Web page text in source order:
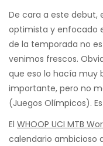
De cara a este debut,
optimista y enfocado
de la temporada no
venimos frescos.
que eso lo hacía muy
importante, pero no
(Juegos Olímpicos).
El WHOOP UCI MTB
calendario ambicioso